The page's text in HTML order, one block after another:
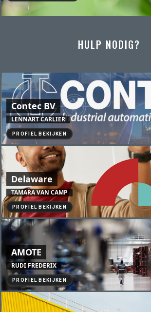
HULP NODIG?
Contec BV
LENNART CARLIER
PROFIEL BEKIJKEN
Delaware
TAMARA VAN CAMP
PROFIEL BEKIJKEN
AMOTE
RUDI FREDERIX
PROFIEL BEKIJKEN